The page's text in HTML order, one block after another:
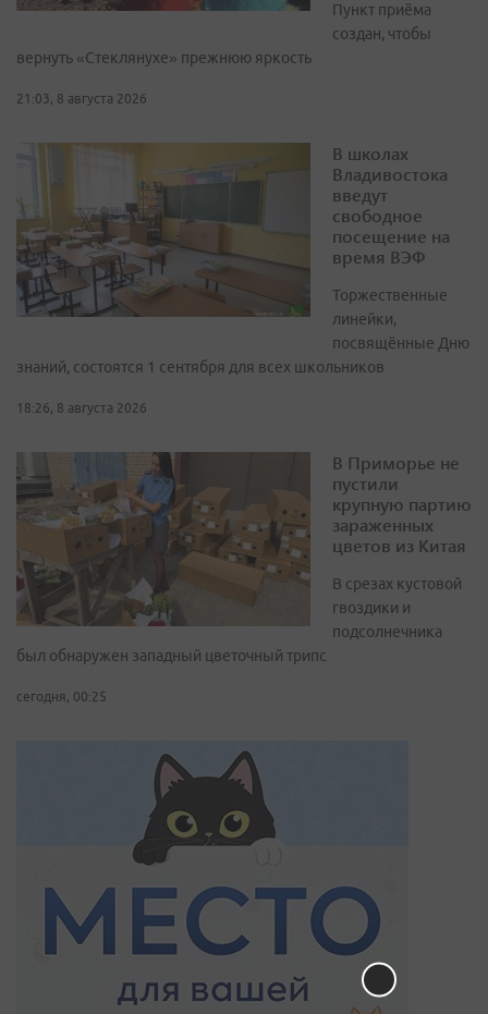
Пункт приёма
создан, чтобы
вернуть «Стеклянухе» прежнюю яркость
21:03, 8 августа 2026
В школах
Владивостока
введут
свободное
посещение на
время ВЭФ
Торжественные
линейки,
посвящённые Дню
знаний, состоятся 1 сентября для всех школьников
18:26, 8 августа 2026
В Приморье не
пустили
крупную партию
зараженных
цветов из Китая
В срезах кустовой
гвоздики и
подсолнечника
был обнаружен западный цветочный трипс
сегодня, 00:25